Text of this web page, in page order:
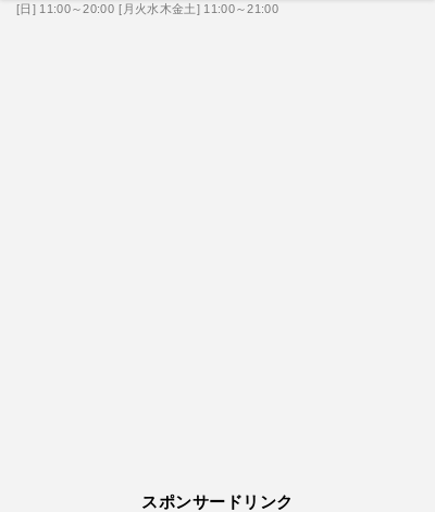
[日] 11:00～20:00 [月火水木金土] 11:00～21:00
スポンサードリンク